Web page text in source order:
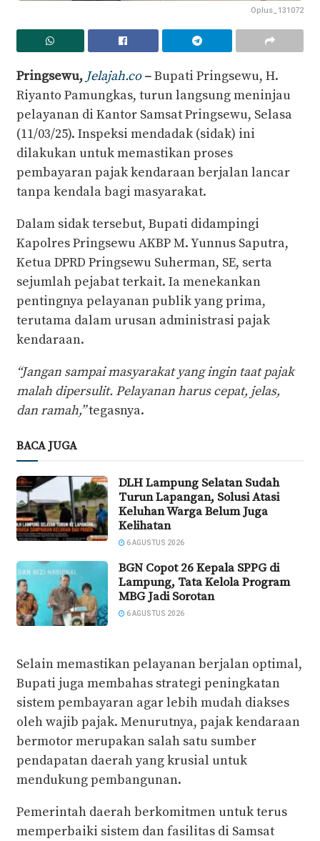
Oplus_131072
Pringsewu, Jelajah.co–Bupati Pringsewu, H.
Riyanto Pamungkas, turun langsung meninjau
pelayanan di Kantor Samsat Pringsewu, Selasa
(11/03/25). Inspeksi mendadak (sidak) ini
dilakukan untuk memastikan proses
pembayaran pajak kendaraan berjalan lancar
tanpa kendala bagi masyarakat.
Dalam sidak tersebut, Bupati didampingi
Kapolres Pringsewu AKBP M. Yunnus Saputra,
Ketua DPRD Pringsewu Suherman, SE, serta
sejumlah pejabat terkait. Ia menekankan
pentingnya pelayanan publik yang prima,
terutama dalam urusan administrasi pajak
kendaraan.
“Jangan sampai masyarakat yang ingin taat pajak
malah dipersulit. Pelayanan harus cepat, jelas,
dan ramah,”tegasnya.
BACA JUGA
DLH Lampung Selatan Sudah
Turun Lapangan, Solusi Atasi
Keluhan Warga Belum Juga
Kelihatan
6 AGUSTUS 2026
BGN Copot 26 Kepala SPPG di
Lampung, Tata Kelola Program
MBG Jadi Sorotan
6 AGUSTUS 2026
Selain memastikan pelayanan berjalan optimal,
Bupati juga membahas strategi peningkatan
sistem pembayaran agar lebih mudah diakses
oleh wajib pajak. Menurutnya, pajak kendaraan
bermotor merupakan salah satu sumber
pendapatan daerah yang krusial untuk
mendukung pembangunan.
Pemerintah daerah berkomitmen untuk terus
memperbaiki sistem dan fasilitas di Samsat